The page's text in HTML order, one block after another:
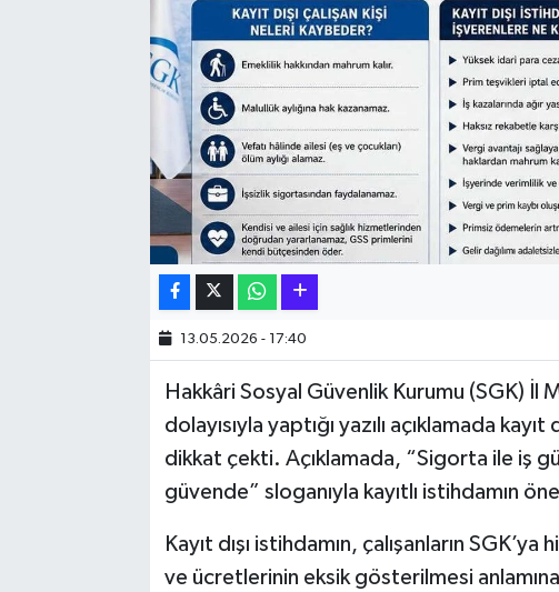
13.05.2026 - 17:40
Hakkâri Sosyal Güvenlik Kurumu (SGK) İl
dolayısıyla yaptığı yazılı açıklamada
dikkat çekti. Açıklamada, “Sigorta ile iş
güvende” sloganıyla kayıtlı istihdamın
Kayıt dışı istihdamın, çalışanların
ve ücretlerinin eksik gösterilmesi
KÜLTÜR SANAT
MAGAZİN